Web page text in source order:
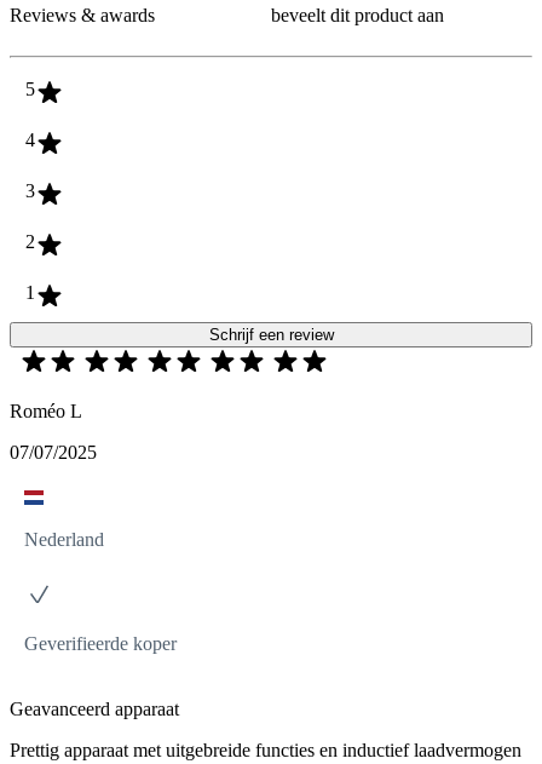
Reviews & awards
beveelt dit product aan
5
4
3
2
1
Schrijf een review
Roméo L
07/07/2025
Nederland
Geverifieerde koper
Geavanceerd apparaat
Prettig apparaat met uitgebreide functies en inductief laadvermogen